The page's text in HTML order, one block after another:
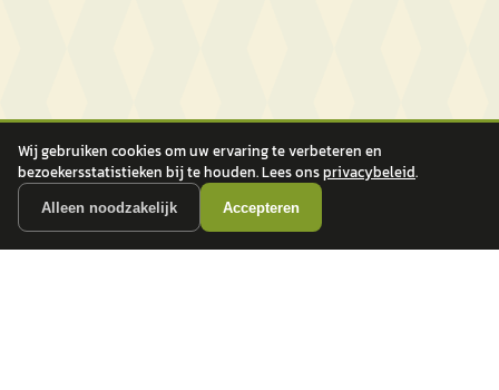
Wij gebruiken cookies om uw ervaring te verbeteren en
bezoekersstatistieken bij te houden. Lees onsprivacybeleid.
Alleen noodzakelijk Accepteren